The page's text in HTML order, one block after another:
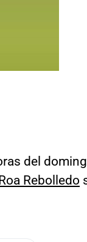
del
Rebolledo